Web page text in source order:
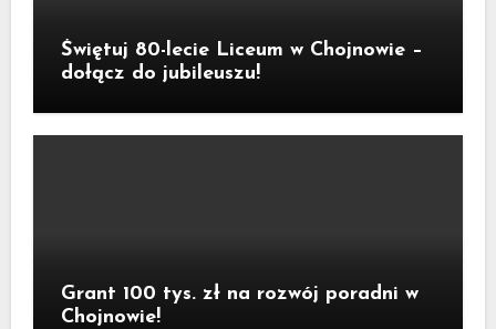
Świętuj 80-lecie Liceum w Chojnowie –
dołącz do jubileuszu!
Grant 100 tys. zł na rozwój poradni w
Chojnowie!